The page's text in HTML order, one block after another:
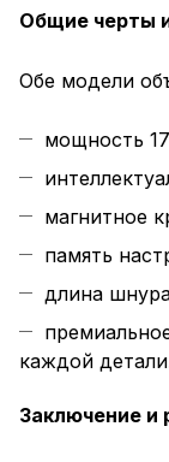
Общие черты
Обе модели
мощность
магнитное
память
длина
каждой
Заключение и